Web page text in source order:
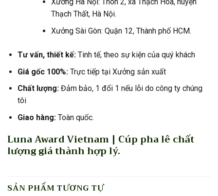
Xưởng Hà Nội: Thôn 2, xã Thạch Hòa, huyện
Thạch Thất, Hà Nội.
Xưởng Sài Gòn: Quận 12, Thành phố HCM.
Tư vấn, thiết kế:Tinh tế, theo sự kiện của quý khách
Giá gốc 100%:Trực tiếp tại Xưởng sản xuất
Chất lượng:Đảm bảo, 1 đổi 1 nếu lỗi do công ty chúng
tôi
Giao hàng:Toàn quốc.
Luna Award Vietnam | Cúp pha lê chất
lượng giá thành hợp lý.
SẢN PHẨM TƯƠNG TỰ